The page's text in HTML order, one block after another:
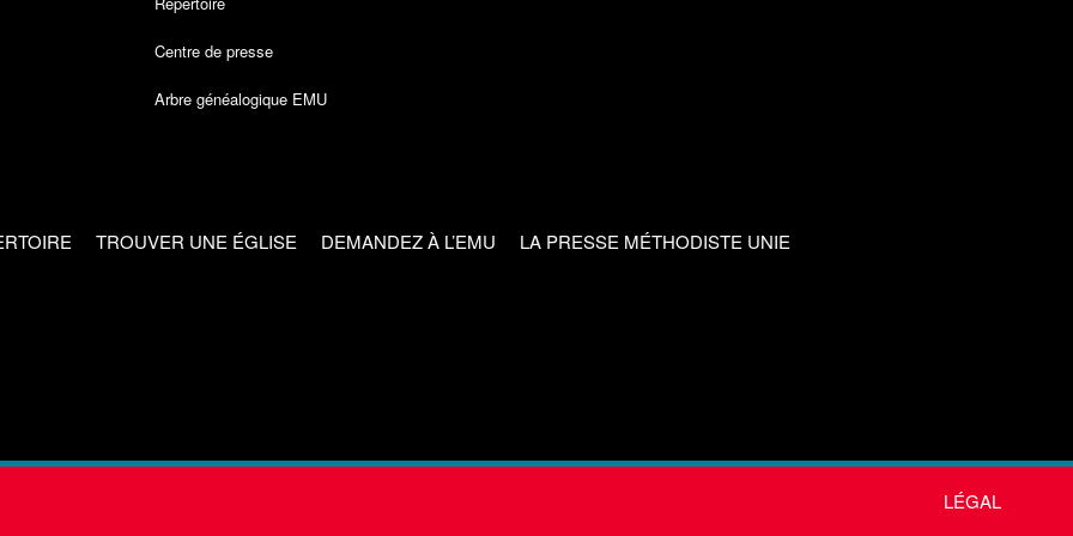
Centre de presse
Arbre généalogique EMU
TROUVER UNE ÉGLISE DEMANDEZ À L’EMU LA PRESSE MÉTHODISTE UNIE
LÉGAL